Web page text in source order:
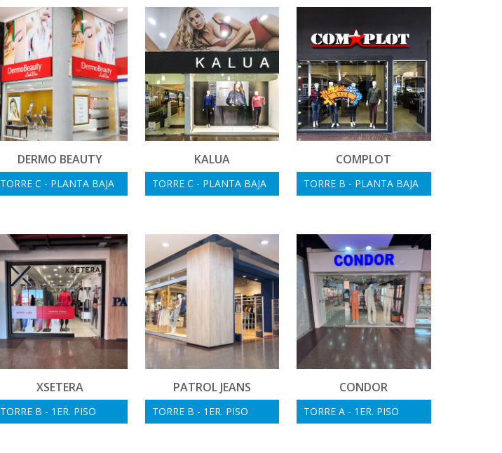
DERMO BEAUTY
TORRE C - PLANTA BAJA
KALUA
TORRE C - PLANTA BAJA
COMPLOT
TORRE B - PLANTA BAJA
XSETERA
TORRE B - 1ER. PISO
PATROL JEANS
TORRE B - 1ER. PISO
CONDOR
TORRE A - 1ER. PISO